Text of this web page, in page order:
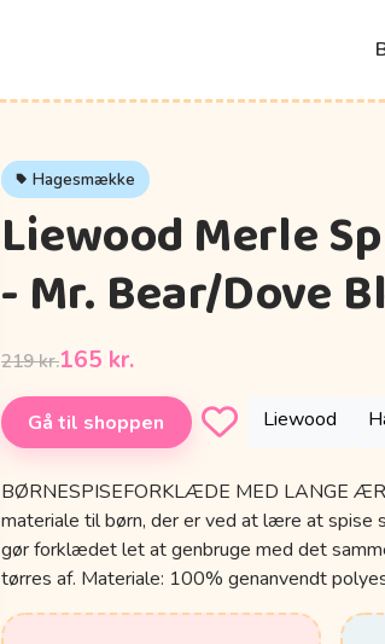
Hagesmække
Liewood Merle
- Mr. Bear/Dove
219 kr.165 kr.
Gå til shoppen Liewood
BØRNESPISEFORKLÆDE MED LANGE
materiale til børn, der er ved at lære at spise
gør forklædet let at genbruge med det
tørres af. Materiale: 100% genanvendt